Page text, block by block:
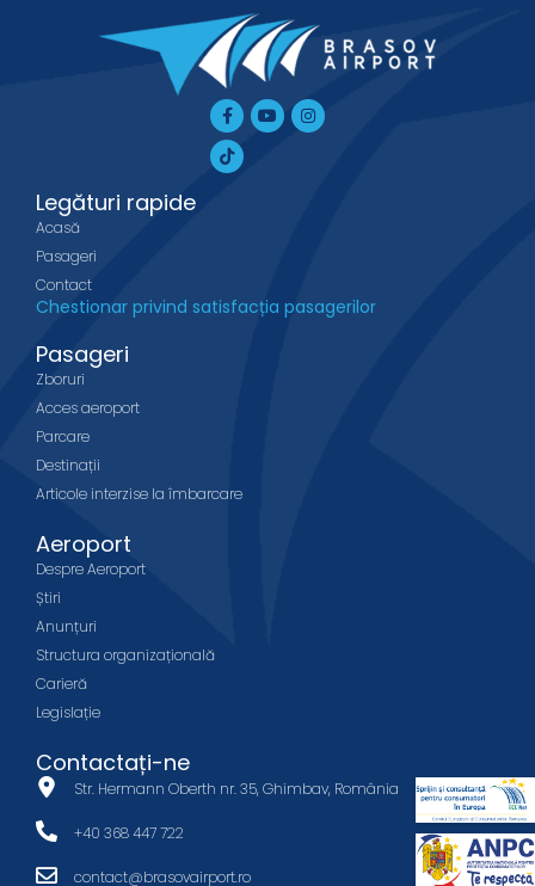
Facebook-
f
YoutubeInstagram
Tiktok
Legături rapide
Acasă
Pasageri
Contact
Chestionar privind satisfacția pasagerilor
Pasageri
Zboruri
Acces aeroport
Parcare
Destinații
Articole interzise la îmbarcare
Aeroport
Despre Aeroport
Știri
Anunțuri
Structura organizațională
Carieră
Legislație
Contactați-ne
Str. Hermann Oberth nr. 35, Ghimbav, România
+40 368 447 722
contact@brasovairport.ro